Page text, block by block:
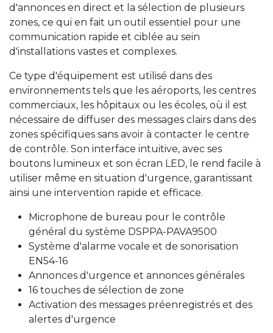
d'annonces en direct et la sélection de plusieurs
zones, ce qui en fait un outil essentiel pour une
communication rapide et ciblée au sein
d'installations vastes et complexes.
Ce type d'équipement est utilisé dans des
environnements tels que les aéroports, les centres
commerciaux, les hôpitaux ou les écoles, où il est
nécessaire de diffuser des messages clairs dans des
zones spécifiques sans avoir à contacter le centre
de contrôle. Son interface intuitive, avec ses
boutons lumineux et son écran LED, le rend facile à
utiliser même en situation d'urgence, garantissant
ainsi une intervention rapide et efficace.
Microphone de bureau pour le contrôle
général du système DSPPA-PAVA9500
Système d'alarme vocale et de sonorisation
EN54-16
Annonces d'urgence et annonces générales
16 touches de sélection de zone
Activation des messages préenregistrés et des
alertes d'urgence